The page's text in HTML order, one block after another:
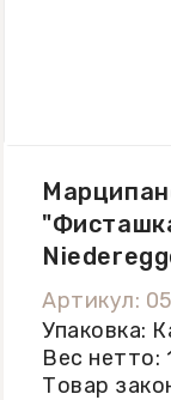
Артикул:
Упаковка:
Вес нетто:
Товар